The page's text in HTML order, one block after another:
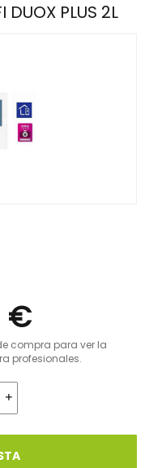
DUOX PLUS 2L
€
compra para ver la
profesionales.